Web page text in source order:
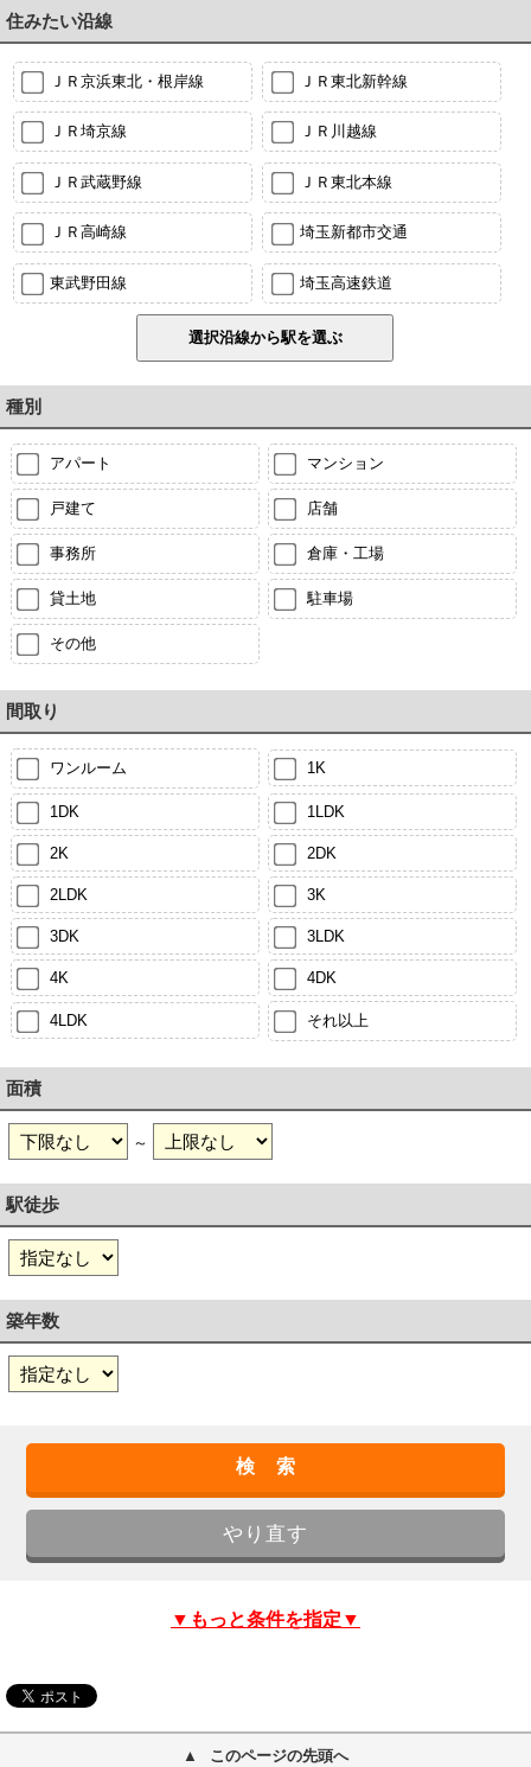
住みたい沿線
ＪＲ京浜東北・根岸線 ＪＲ東北新幹線
ＪＲ埼京線 ＪＲ川越線
ＪＲ武蔵野線 ＪＲ東北本線
ＪＲ高崎線 埼玉新都市交通
東武野田線 埼玉高速鉄道
種別
アパート マンション
戸建て 店舗
事務所 倉庫・工場
貸土地 駐車場
その他
間取り
ワンルーム 1K
1DK 1LDK
2K 2DK
2LDK 3K
3DK 3LDK
4K 4DK
4LDK それ以上
面積
～
駅徒歩
築年数
▼もっと条件を指定▼
このページの先頭へ